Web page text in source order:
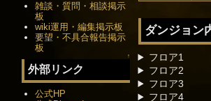
ダンジョン
フロア1
フロア2
フロア3
フロア4
雑談・質問・相談掲示
板
wiki運用・編集掲示板
要望・不具合報告掲示
板
↑
外部リンク
公式HP